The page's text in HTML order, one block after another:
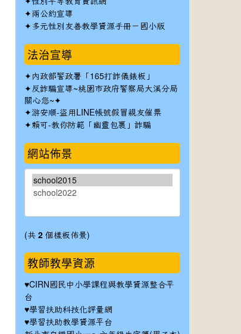
✦兩公約宣導
✦ 多元性別友善教學資源手冊－國小版
法治宣導
✦ 內政部警政署「165打詐儀錶板」
✦反詐騙宣導~桃園市政府警察局大溪分局
關心您~✦
✦游安順-盜用LINE帳號假冒親友催票
✦賴可-教你防範「幽靈包裹」詐騙
網站佈景
(共 2個樣板佈景)
教師教學資源
♥CIRN國民中小學課程與教學資源整合平
台
♥學習扶助科技化評量網
♥學習扶助教學資源平台